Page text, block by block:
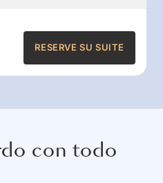
RESERVE SU SUITE
con todo